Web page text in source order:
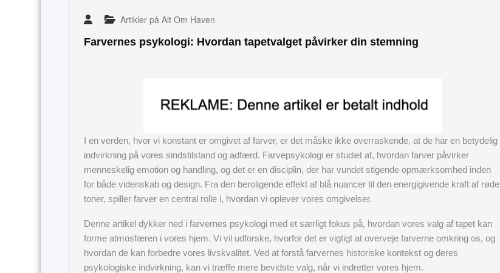
Artikler på Alt Om Haven
Farvernes psykologi: Hvordan tapetvalget påvirker din stemning
I en verden, hvor vi konstant er omgivet af farver, er det måske ikke overraskende, at de har en betydelig
indvirkning på vores sindstilstand og adfærd. Farvepsykologi er studiet af, hvordan farver påvirker
menneskelig emotion og handling, og det er en disciplin, der har vundet stigende opmærksomhed inden
for både videnskab og design. Fra den beroligende effekt af blå nuancer til den energigivende kraft af røde
toner, spiller farver en central rolle i, hvordan vi oplever vores omgivelser.
Denne artikel dykker ned i farvernes psykologi med et særligt fokus på, hvordan vores valg af tapet kan
forme atmosfæren i vores hjem. Vi vil udforske, hvorfor det er vigtigt at overveje farverne omkring os, og
hvordan de kan forbedre vores livskvalitet. Ved at forstå farvernes historiske kontekst og deres
psykologiske indvirkning, kan vi træffe mere bevidste valg, når vi indretter vores hjem.